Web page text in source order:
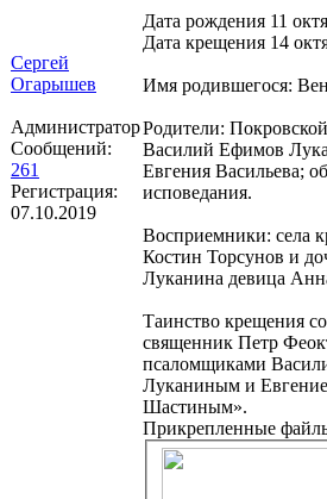
Сергей
Огарышев
Администратор
Сообщений:
261
Регистрация:
07.10.2019
Дата рождения 11
Дата крещения 14
Имя родившегося:
Родители:
Василий Ефимов
Евгения Васильева;
исповедания.
Восприемники: села
Костин Торсунов и
Луканина девица
Таинство крещения
священник Петр
псаломщиками
Луканиным и
Шастиным».
Прикрепленные